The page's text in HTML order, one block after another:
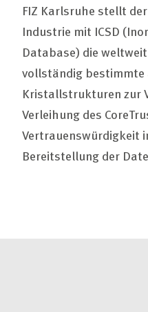
FIZ Karlsruhe stellt
Industrie mit ICSD
Database) die
vollständig bestimmte
Kristallstrukturen zur
Verleihung des
Vertrauenswürdigkeit
Bereitstellung der